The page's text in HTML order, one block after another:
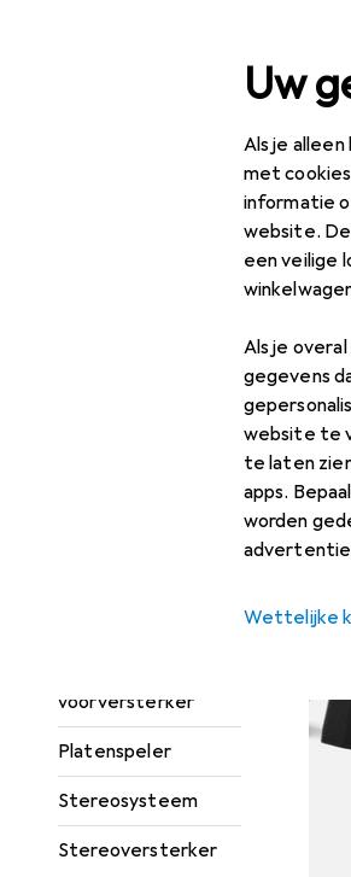
Uw
Als je
met
informatie
website.
een veilige
Als je
gegevens
website te
te laten
apps.
worden
Wettelijke
voorversterker
Platenspeler
Stereosysteem
Stereoversterker